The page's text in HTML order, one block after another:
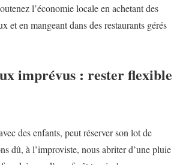
l’économie locale en achetant des
et en mangeant dans des restaurants gérés
imprévus : rester flexible
des enfants, peut réserver son lot de
dû, à l’improviste, nous abriter d’une pluie